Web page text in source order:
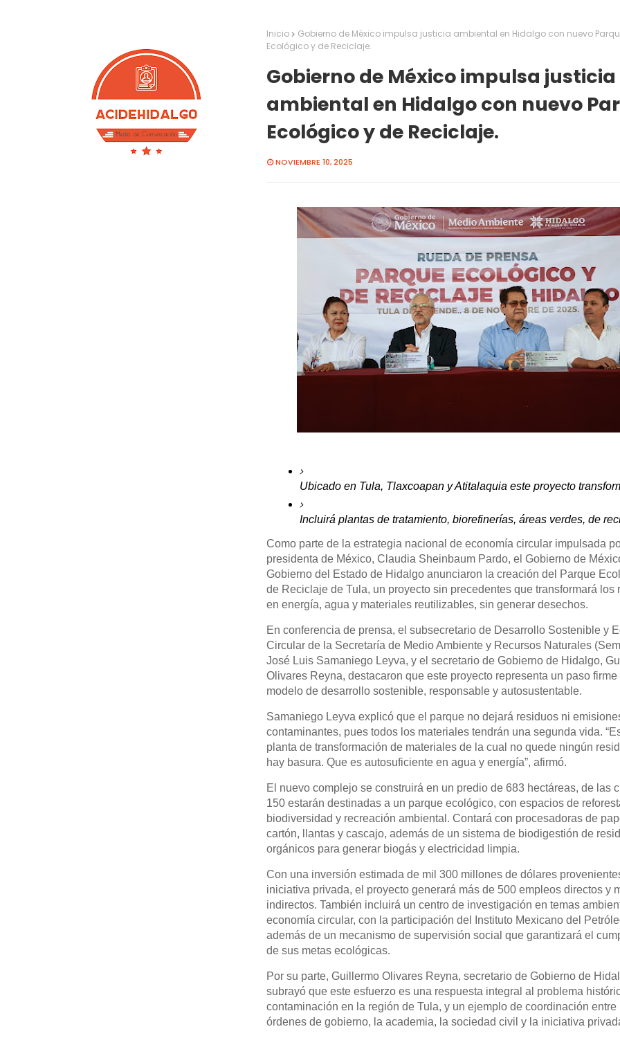
Inicio
Gobierno de México impulsa justicia ambiental en Hidalgo con nuevo
Ecológico y de Reciclaje.
Gobierno de México impulsa justicia
ambiental en Hidalgo con nuevo
Ecológico y de Reciclaje.
NOVIEMBRE 10, 2025
Ubicado en Tula, Tlaxcoapan y Atitalaquia este proyecto
Incluirá plantas de tratamiento, biorefinerías, áreas verdes, de
Como parte de la estrategia nacional de economía circular impulsada
presidenta de México, Claudia Sheinbaum Pardo, el Gobierno de
Gobierno del Estado de Hidalgo anunciaron la creación del Parque
de Reciclaje de Tula, un proyecto sin precedentes que transformará los
en energía, agua y materiales reutilizables, sin generar desechos.
En conferencia de prensa, el subsecretario de Desarrollo Sostenible y
Circular de la Secretaría de Medio Ambiente y Recursos Naturales
José Luis Samaniego Leyva, y el secretario de Gobierno de Hidalgo,
Olivares Reyna, destacaron que este proyecto representa un paso firme
modelo de desarrollo sostenible, responsable y autosustentable.
Samaniego Leyva explicó que el parque no dejará residuos ni
contaminantes, pues todos los materiales tendrán una segunda vida.
planta de transformación de materiales de la cual no quede ningún
hay basura. Que es autosuficiente en agua y energía”, afirmó.
El nuevo complejo se construirá en un predio de 683 hectáreas, de las
150 estarán destinadas a un parque ecológico, con espacios de
biodiversidad y recreación ambiental. Contará con procesadoras de
cartón, llantas y cascajo, además de un sistema de biodigestión de
orgánicos para generar biogás y electricidad limpia.
Con una inversión estimada de mil 300 millones de dólares
iniciativa privada, el proyecto generará más de 500 empleos directos y
indirectos. También incluirá un centro de investigación en temas
economía circular, con la participación del Instituto Mexicano del
además de un mecanismo de supervisión social que garantizará el
de sus metas ecológicas.
Por su parte, Guillermo Olivares Reyna, secretario de Gobierno de
subrayó que este esfuerzo es una respuesta integral al problema
contaminación en la región de Tula, y un ejemplo de coordinación entre
órdenes de gobierno, la academia, la sociedad civil y la iniciativa